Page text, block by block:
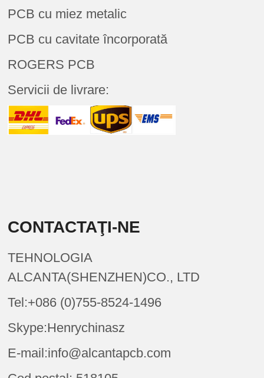
PCB cu miez metalic
PCB cu cavitate încorporată
ROGERS PCB
Servicii de livrare:
CONTACTAŢI-NE
TEHNOLOGIA
ALCANTA(SHENZHEN)CO., LTD
Tel:+086 (0)755-8524-1496
Skype:Henrychinasz
E-mail:info@alcantapcb.com